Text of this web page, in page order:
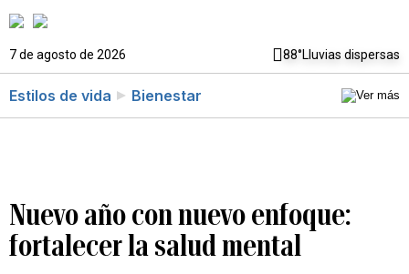
7 de agosto de 2026 88°Lluvias dispersas
Estilos de vida Bienestar
Nuevo año con nuevo enfoque:
fortalecer la salud mental